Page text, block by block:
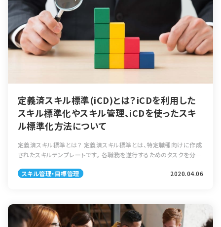
定義済スキル標準(iCD)とは？iCDを利用した
スキル標準化やスキル管理、iCDを使ったスキ
ル標準化方法について
定義済スキル標準とは？ 定義済スキル標準とは、特定職種向けに作成
されたスキルテンプレートです。 各職務を遂行するためのタスクを分析
がスキル定義を標準化するた […]
スキル管理・目標管理 2020.04.06